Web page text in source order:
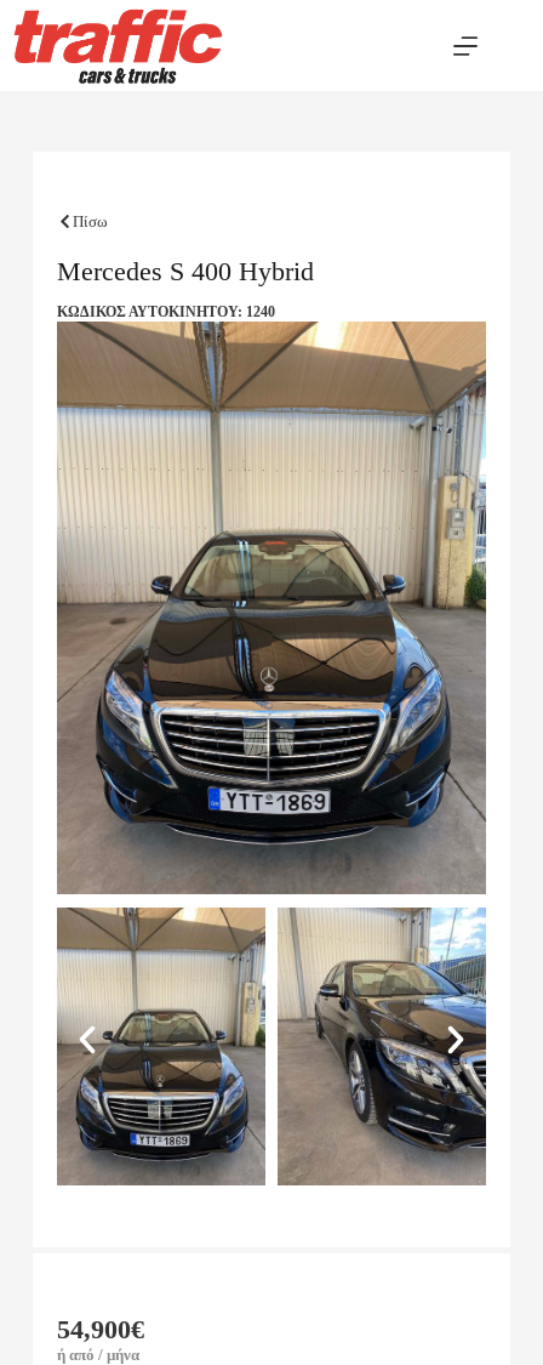
Πίσω
Mercedes S 400 Hybrid
ΚΩΔΙΚΟΣ ΑΥΤΟΚΙΝΗΤΟΥ: 1240
54,900€
ή από / μήνα